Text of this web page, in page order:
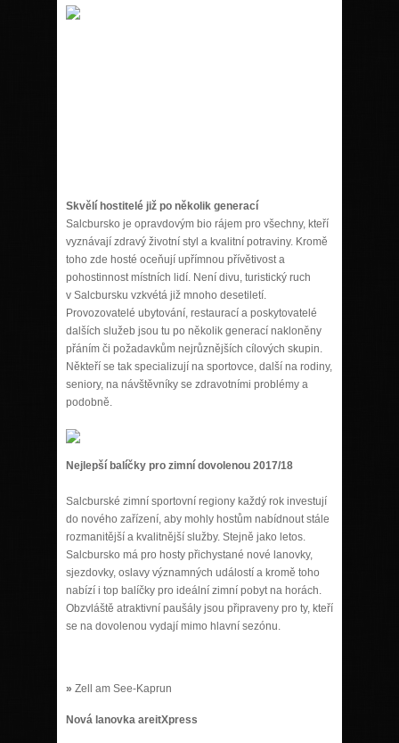
Skvělí hostitelé již po několik generací
Salcbursko je opravdovým bio rájem pro všechny, kteří
vyznávají zdravý životní styl a kvalitní potraviny. Kromě
toho zde hosté oceňují upřímnou přívětivost a
pohostinnost místních lidí. Není divu, turistický ruch
v Salcbursku vzkvétá již mnoho desetiletí.
Provozovatelé ubytování, restaurací a poskytovatelé
dalších služeb jsou tu po několik generací nakloněny
přáním či požadavkům nejrůznějších cílových skupin.
Někteří se tak specializují na sportovce, další na rodiny,
seniory, na návštěvníky se zdravotními problémy a
podobně.
Nejlepší balíčky pro zimní dovolenou 2017/18
Salcburské zimní sportovní regiony každý rok investují
do nového zařízení, aby mohly hostům nabídnout stále
rozmanitější a kvalitnější služby. Stejně jako letos.
Salcbursko má pro hosty přichystané nové lanovky,
sjezdovky, oslavy významných událostí a kromě toho
nabízí i top balíčky pro ideální zimní pobyt na horách.
Obzvláště atraktivní paušály jsou připraveny pro ty, kteří
se na dovolenou vydají mimo hlavní sezónu.
» Zell am See-Kaprun
Nová lanovka areitXpress